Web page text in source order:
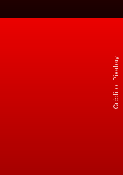
Crédito: Pixabay